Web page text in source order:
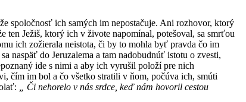
spoločnosť ich samých im nepostačuje. Ani rozhovor, ktorý
Ježiš, ktorý ich v živote napomínal, potešoval, sa smrťou
ich zožierala neistota, či by to mohla byť pravda čo im
naspäť do Jeruzalema a tam nadobudnúť istotu o zvesti,
ide s nimi a aby ich vyrušil položí pre nich
čím im bol a čo všetko stratili v ňom, počúva ich, smúti
„ Či nehorelo v nás srdce, keď nám hovoril cestou